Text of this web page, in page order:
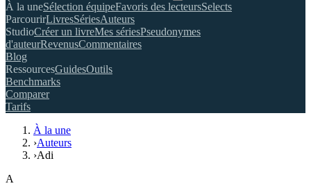
À la uneSélection équipeFavoris des lecteursSelects
ParcourirLivresSériesAuteurs
StudioCréer un livreMes sériesPseudonymes
d'auteurRevenusCommentaires
Blog
RessourcesGuidesOutils
Benchmarks
Comparer
Tarifs
À la une
›Auteurs
›Adi
A